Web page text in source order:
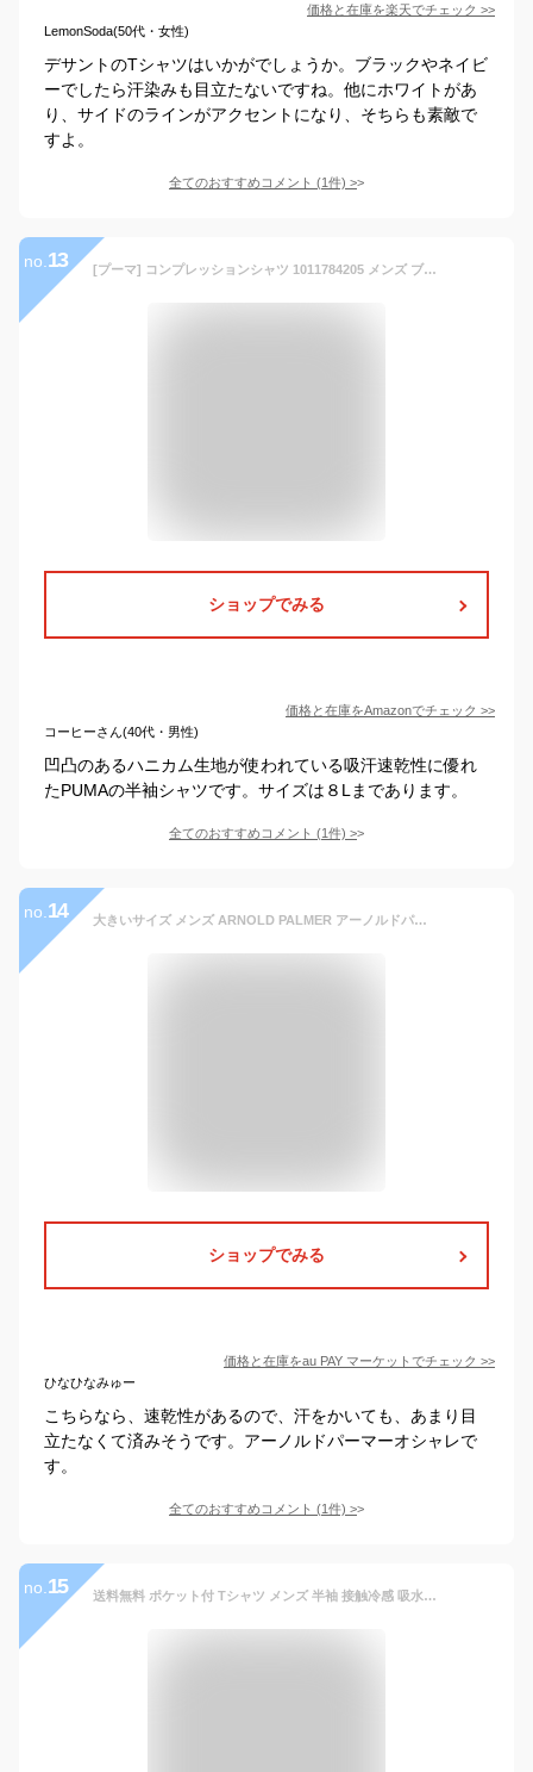
価格と在庫を楽天でチェック >>
LemonSoda(50代・女性)
デサントのTシャツはいかがでしょうか。ブラックやネイビ
ーでしたら汗染みも目立たないですね。他にホワイトがあ
り、サイドのラインがアクセントになり、そちらも素敵で
すよ。
全てのおすすめコメント (1件) >
no. 13 [プーマ] コンプレッションシャツ 1011784205 メンズ ブラック 日本 6L-(日本サイズ6L相当)
ショップでみる
価格と在庫をAmazonでチェック >>
コーヒーさん(40代・男性)
凹凸のあるハニカム生地が使われている吸汗速乾性に優れ
たPUMAの半袖シャツです。サイズは８Lまであります。
全てのおすすめコメント (1件) >
no. 14 大きいサイズ メンズ ARNOLD PALMER アーノルドパーマー マイクロメッシュ 半袖 Tシャツ ＋ ハーフパンツ 上下セット 吸水速乾 春夏新作
ショップでみる
価格と在庫をau PAY マーケット でチェック >>
ひなひなみゅー
こちらなら、速乾性があるので、汗をかいても、あまり目
立たなくて済みそうです。アーノルドパーマーオシャレで
す。
全てのおすすめコメント (1件) >
no. 15 送料無料 ポケット付 Tシャツ メンズ 半袖 接触冷感 吸水速乾 ビッグシルエット ドロップショルダー オーバーサイズ USAコットン 無地 クルーネック 5分袖 半端丈 カットソー トップス 通販 新作 おすすめ 春 夏 服 トップイズム ゆうパケ